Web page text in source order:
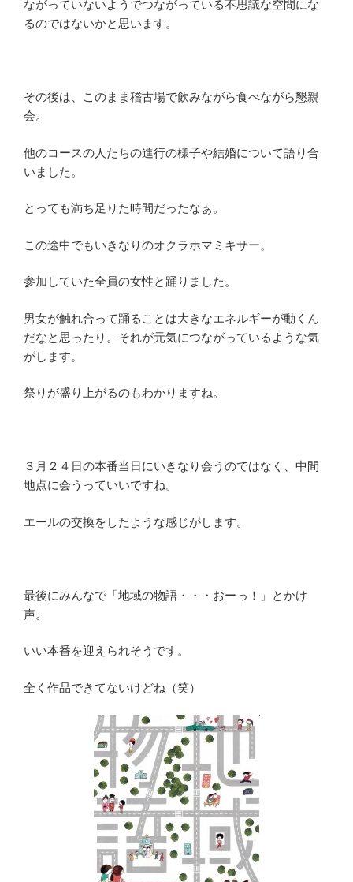
ながっていないようでつながっている不思議な空間にな
るのではないかと思います。
その後は、このまま稽古場で飲みながら食べながら懇親
会。
他のコースの人たちの進行の様子や結婚について語り合
いました。
とっても満ち足りた時間だったなぁ。
この途中でもいきなりのオクラホマミキサー。
参加していた全員の女性と踊りました。
男女が触れ合って踊ることは大きなエネルギーが動くん
だなと思ったり。それが元気につながっているような気
がします。
祭りが盛り上がるのもわかりますね。
３月２４日の本番当日にいきなり会うのではなく、中間
地点に会うっていいですね。
エールの交換をしたような感じがします。
最後にみんなで「地域の物語・・・おーっ！」とかけ
声。
いい本番を迎えられそうです。
全く作品できてないけどね（笑）